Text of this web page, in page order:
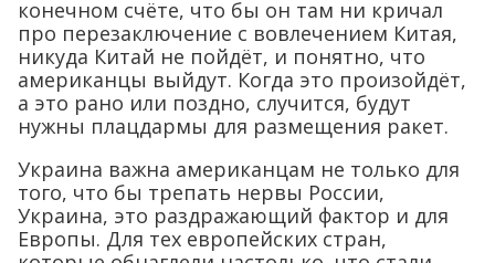
конечном счёте, что бы он там ни кричал
про перезаключение с вовлечением Китая,
никуда Китай не пойдёт, и понятно, что
американцы выйдут. Когда это произойдёт,
а это рано или поздно, случится, будут
нужны плацдармы для размещения ракет.
Украина важна американцам не только для
того, что бы трепать нервы России,
Украина, это раздражающий фактор и для
Европы. Для тех европейских стран,